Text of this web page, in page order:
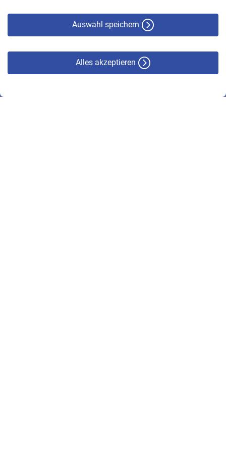
Auswahl speichern
Alles akzeptieren
© VBL 2026